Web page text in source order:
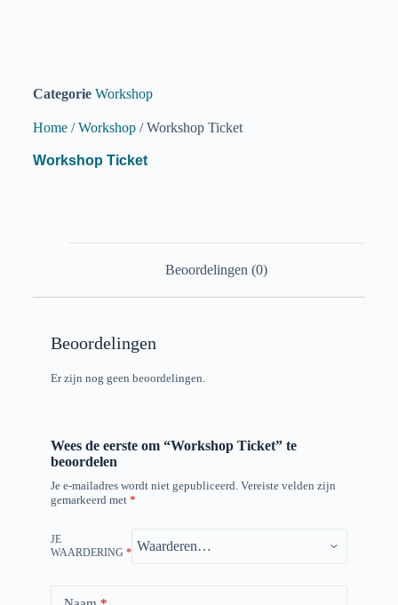
Categorie Workshop
Home/Workshop/ Workshop Ticket
Workshop Ticket
Beoordelingen (0)
Beoordelingen
Er zijn nog geen beoordelingen.
Wees de eerste om “Workshop Ticket” te
beoordelen
Je e-mailadres wordt niet gepubliceerd. Vereiste velden zijn
gemarkeerd met *
JE
WAARDERING *